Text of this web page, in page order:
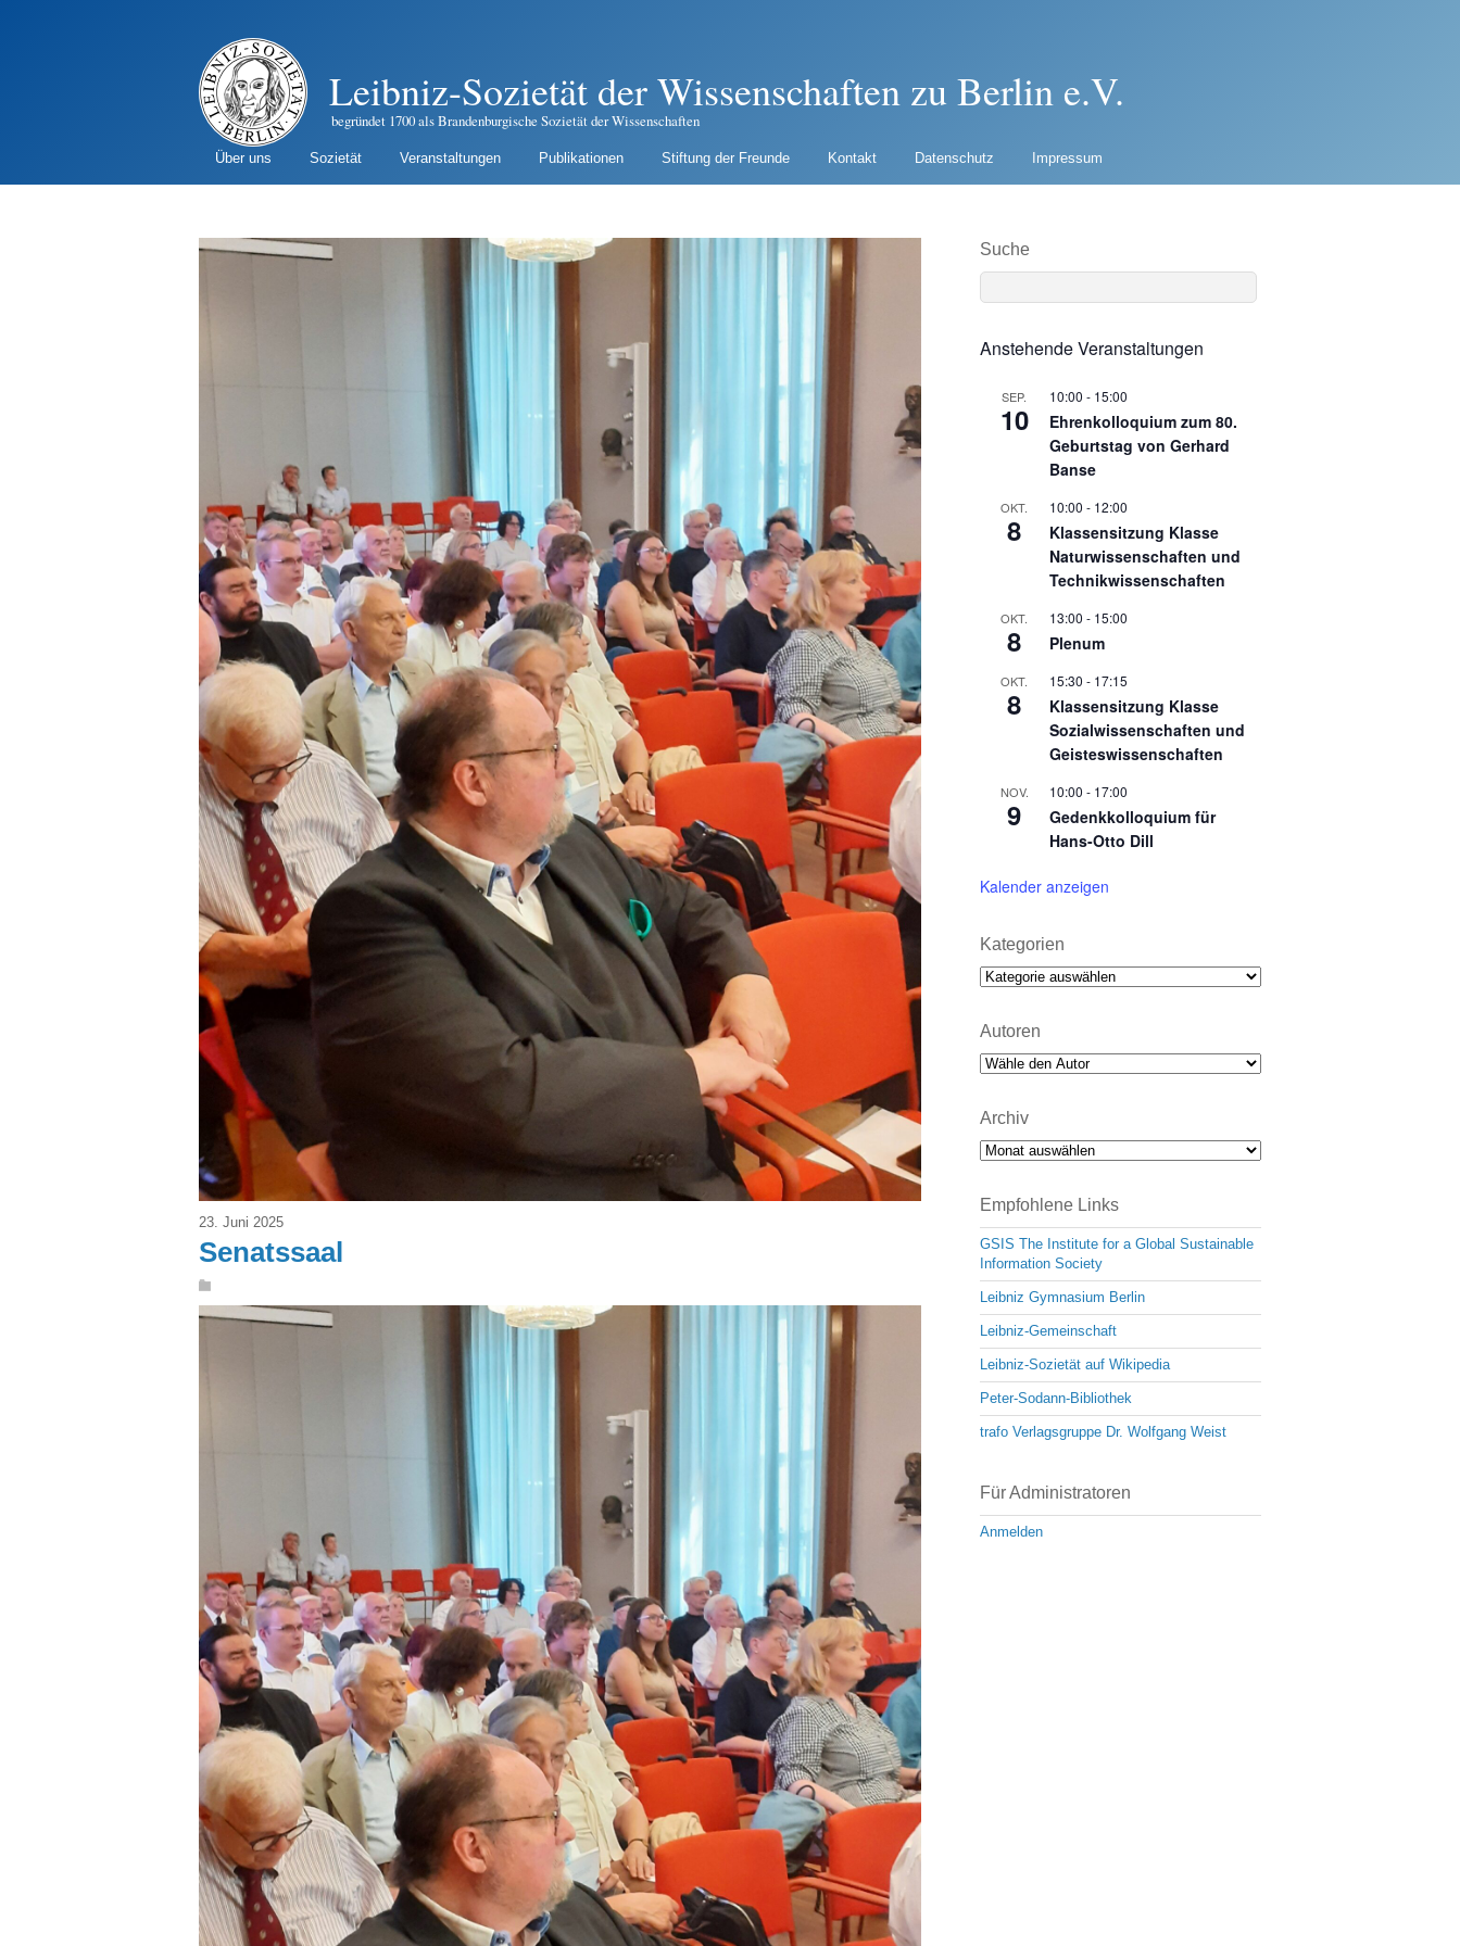
Leibniz-Sozietät der Wissenschaften zu Berlin e.V.
begründet 1700 als Brandenburgische Sozietät der Wissenschaften
Über uns Sozietät Veranstaltungen Publikationen Stiftung der Freunde Kontakt Datenschutz Impressum
23. Juni 2025
Senatssaal
Suche
Anstehende Veranstaltungen
SEP.
10
10:00 - 15:00
Ehrenkolloquium zum 80.
Geburtstag von Gerhard
Banse
OKT.
8
10:00 - 12:00
Klassensitzung Klasse
Naturwissenschaften und
Technikwissenschaften
OKT.
8
13:00 - 15:00
Plenum
OKT.
8
15:30 - 17:15
Klassensitzung Klasse
Sozialwissenschaften und
Geisteswissenschaften
NOV.
9
10:00 - 17:00
Gedenkkolloquium für
Hans-Otto Dill
Kalender anzeigen
Kategorien
Kategorien
Autoren
Archiv
Archiv
Empfohlene Links
GSIS The Institute for a Global Sustainable
Information Society
Leibniz Gymnasium Berlin
Leibniz-Gemeinschaft
Leibniz-Sozietät auf Wikipedia
Peter-Sodann-Bibliothek
trafo Verlagsgruppe Dr. Wolfgang Weist
Für Administratoren
Anmelden